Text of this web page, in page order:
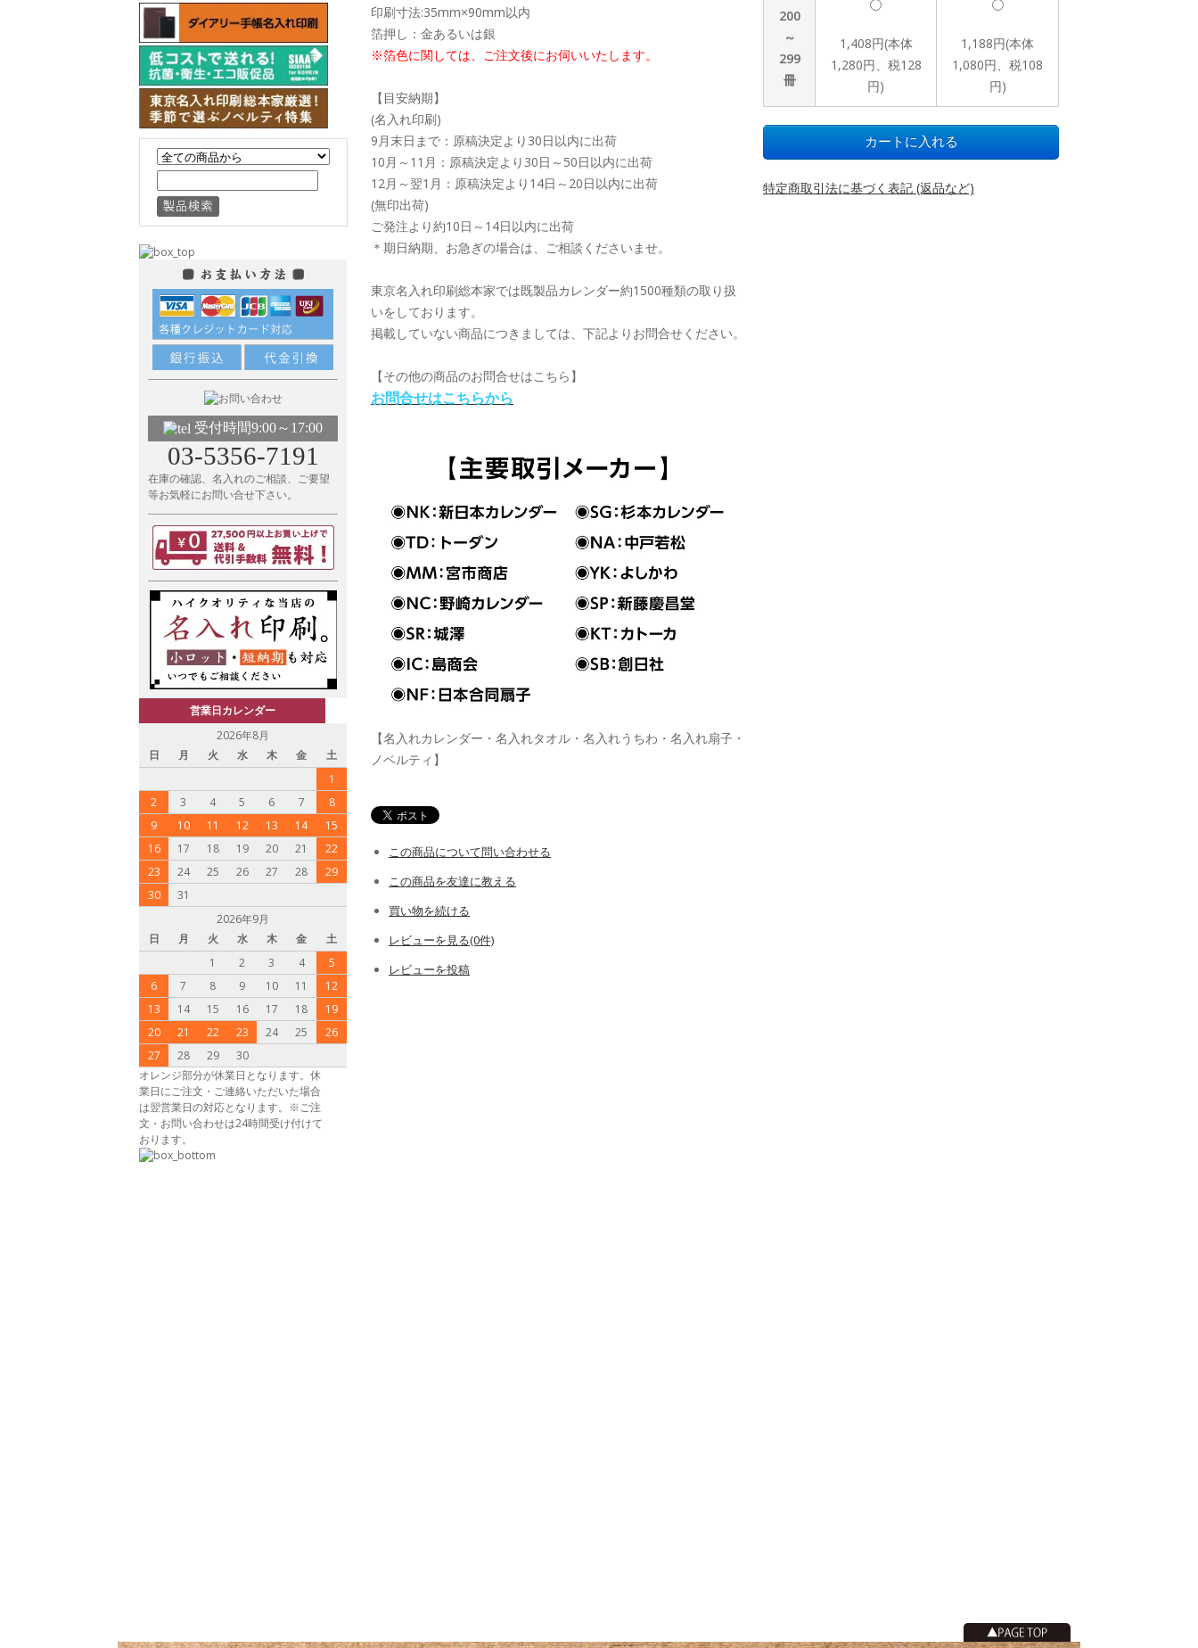
200
～
299
冊
1,408円(本体
1,280円、税128
円)
1,188円(本体
1,080円、税108
円)
特定商取引法に基づく表記 (返品など)
印刷寸法:35mm×90mm以内
箔押し：金あるいは銀
※箔色に関しては、ご注文後にお伺いいたします。
【目安納期】
(名入れ印刷)
9月末日まで：原稿決定より30日以内に出荷
10月～11月：原稿決定より30日～50日以内に出荷
12月～翌1月：原稿決定より14日～20日以内に出荷
(無印出荷)
ご発注より約10日～14日以内に出荷
＊期日納期、お急ぎの場合は、ご相談くださいませ。
東京名入れ印刷総本家では既製品カレンダー約1500種類の取り扱
いをしております。
掲載していない商品につきましては、下記よりお問合せください。
【その他の商品のお問合せはこちら】
お問合せはこちらから
【名入れカレンダー・名入れタオル・名入れうちわ・名入れ扇子・
ノベルティ】
この商品について問い合わせる
この商品を友達に教える
買い物を続ける
レビューを見る(0件)
レビューを投稿
受付時間9:00～17:00
03-5356-7191
在庫の確認、名入れのご相談、ご要望
等お気軽にお問い合せ下さい。
営業日カレンダー
2026年8月
日
月 火 水 木 金
土
1
2
3 4 5 6 7
8
9
10 11 12 13 14
15
16
17 18 19 20 21
22
23
24 25 26 27 28
29
30
31
2026年9月
日
月 火 水 木 金
土
1
2 3 4
5
6
7 8 9 10 11
12
13
14 15 16 17 18
19
20
21 22 23 24 25
26
27
28 29
30
オレンジ部分が休業日となります。休
業日にご注文・ご連絡いただいた場合
は翌営業日の対応となります。※ご注
文・お問い合わせは24時間受け付けて
おります。